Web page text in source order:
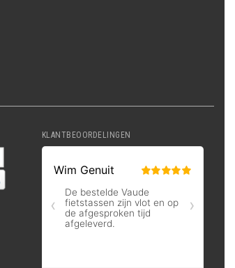
KLANTBEOORDELINGEN